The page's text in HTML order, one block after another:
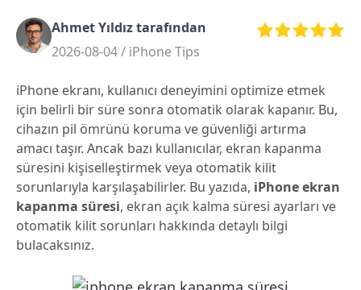
ReiBoot
PDNob
iAnyGo
Ahmet Yıldız tarafından
2026-08-04 / iPhone Tips
iPhone ekranı, kullanıcı deneyimini optimize etmek
için belirli bir süre sonra otomatik olarak kapanır. Bu,
cihazın pil ömrünü koruma ve güvenliği artırma
amacı taşır. Ancak bazı kullanıcılar, ekran kapanma
süresini kişiselleştirmek veya otomatik kilit
sorunlarıyla karşılaşabilirler. Bu yazıda, iPhone ekran
kapanma süresi, ekran açık kalma süresi ayarları ve
otomatik kilit sorunları hakkında detaylı bilgi
bulacaksınız.